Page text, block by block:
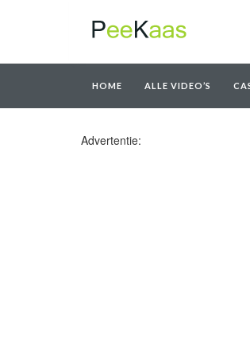
HOME ALLE VIDEO’S
Advertentie: